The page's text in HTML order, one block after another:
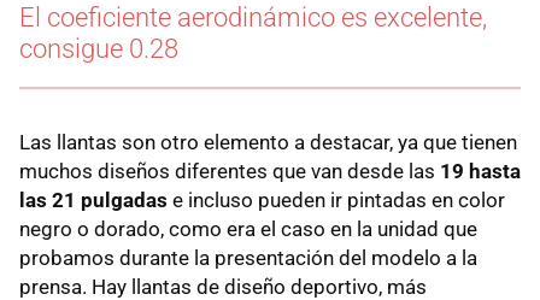
El coeficiente aerodinámico es excelente,
consigue 0.28
Las llantas son otro elemento a destacar, ya que tienen
muchos diseños diferentes que van desde las 19 hasta
las 21 pulgadas e incluso pueden ir pintadas en color
negro o dorado, como era el caso en la unidad que
probamos durante la presentación del modelo a la
prensa. Hay llantas de diseño deportivo, más